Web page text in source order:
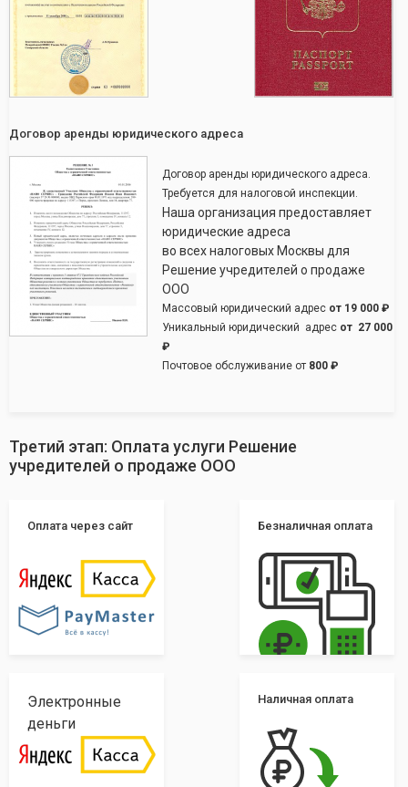
Договор аренды юридического адреса
Договор аренды юридического адреса.
Требуется для налоговой инспекции.
Наша организация предоставляет
юридические адреса
во всех налоговых Москвы для
Решение учредителей о продаже
ООО
Массовый юридический адрес от 19 000 ₽
Уникальный юридический адрес от 27 000
₽
Почтовое обслуживание от 800 ₽
Третий этап: Оплата услуги Решение
учредителей о продаже ООО
Оплата через сайт Безналичная оплата
Электронные
деньги
Наличная оплата